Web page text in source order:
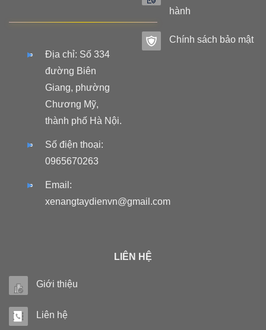
Địa chỉ: Số 334
đường Biên
Giang, phường
Chương Mỹ,
thành phố Hà Nội.
Số điện thoại:
0965670263
Email:
xenangtaydienvn@gmail.com
hành
Chính sách bảo mật
LIÊN HỆ
Giới thiệu
Liên hệ